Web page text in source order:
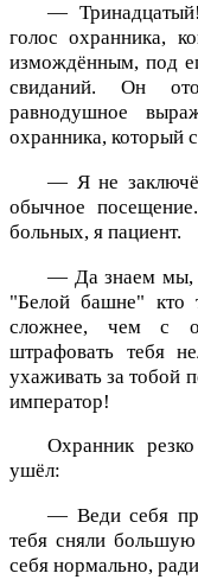
—
голос охранника,
измождённым, под
свиданий. Он
равнодушное
охранника, который
— Я не
обычное
больных, я пациент.
— Да знаем мы,
"Белой башне" кто
сложнее, чем с
штрафовать тебя
ухаживать за тобой
император!
Охранник
ушёл:
— Веди себя
тебя сняли
себя нормально,